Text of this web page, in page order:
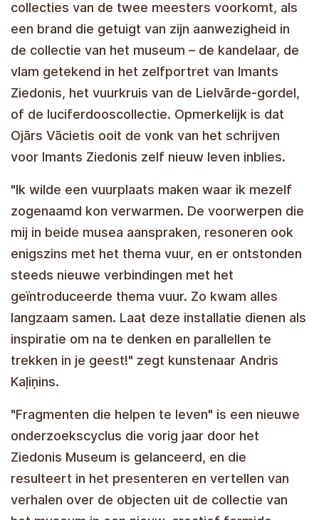
collecties van de twee meesters voorkomt, als
een brand die getuigt van zijn aanwezigheid in
de collectie van het museum – de kandelaar, de
vlam getekend in het zelfportret van Imants
Ziedonis, het vuurkruis van de Lielvārde-gordel,
of de luciferdooscollectie. Opmerkelijk is dat
Ojārs Vācietis ooit de vonk van het schrijven
voor Imants Ziedonis zelf nieuw leven inblies.
"Ik wilde een vuurplaats maken waar ik mezelf
zogenaamd kon verwarmen. De voorwerpen die
mij in beide musea aanspraken, resoneren ook
enigszins met het thema vuur, en er ontstonden
steeds nieuwe verbindingen met het
geïntroduceerde thema vuur. Zo kwam alles
langzaam samen. Laat deze installatie dienen als
inspiratie om na te denken en parallellen te
trekken in je geest!" zegt kunstenaar Andris
Kaļiņins.
"Fragmenten die helpen te leven" is een nieuwe
onderzoekscyclus die vorig jaar door het
Ziedonis Museum is gelanceerd, en die
resulteert in het presenteren en vertellen van
verhalen over de objecten uit de collectie van